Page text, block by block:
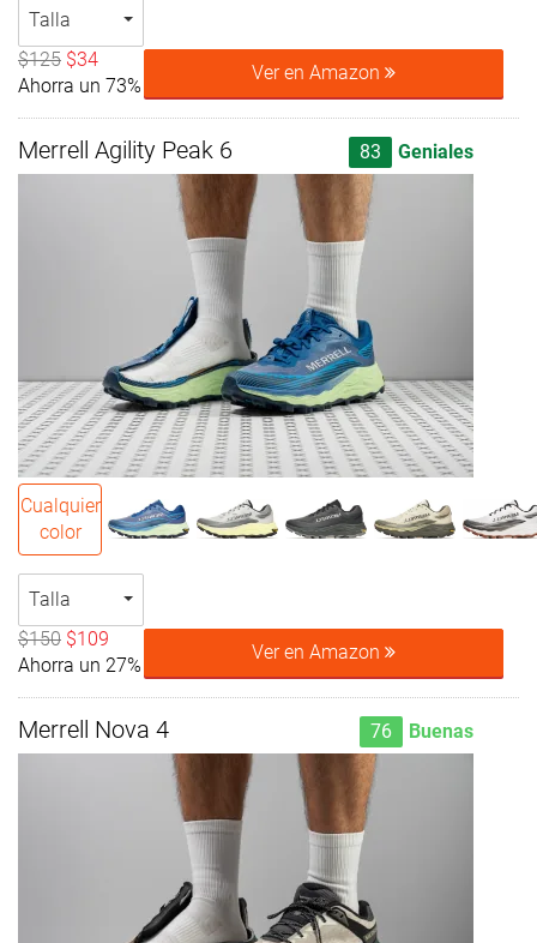
Talla
$125 $34
Ahorra un 73%
Ver en Amazon
Merrell Agility Peak 6 83 Geniales
Cualquier
color
Talla
$150 $109
Ahorra un 27%
Ver en Amazon
Merrell Nova 4 76 Buenas